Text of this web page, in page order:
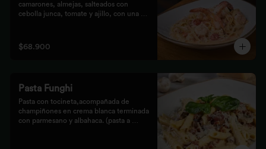
camarones, almejas, salteados con
cebolla junca, tomate y ajillo, con una
acompañado con nuestro tradicional pan
Focaccia.
$68.900
Pasta Funghi
Pasta con tocineta,acompañada de
champiñones en crema blanca terminada
con parmesano y albahaca. (pasta a